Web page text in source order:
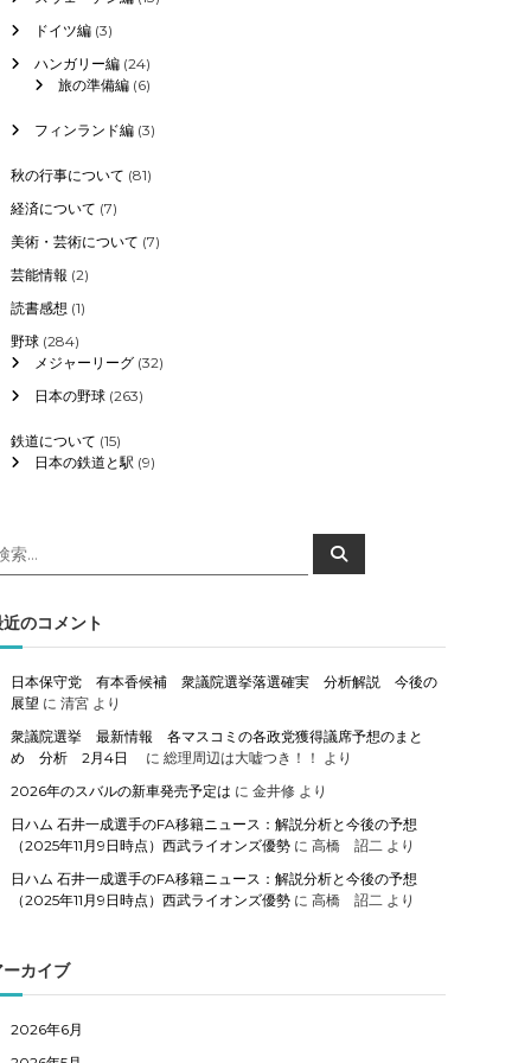
ドイツ編 (3)
ハンガリー編 (24)
旅の準備編 (6)
フィンランド編 (3)
秋の行事について (81)
経済について (7)
美術・芸術について (7)
芸能情報 (2)
読書感想 (1)
野球 (284)
メジャーリーグ (32)
日本の野球 (263)
鉄道について (15)
日本の鉄道と駅 (9)
検
索
近のコメント
日本保守党 有本香候補 衆議院選挙落選確実 分析解説 今後の
展望 に清宮 より
衆議院選挙 最新情報 各マスコミの各政党獲得議席予想のまと
め 分析 2月4日
に総理周辺は大嘘つき！！ より
2026年のスバルの新車発売予定は に金井修 より
日ハム 石井一成選手のFA移籍ニュース：解説分析と今後の予想
（2025年11月9日時点）西武ライオンズ優勢 に高橋 詔二 より
日ハム 石井一成選手のFA移籍ニュース：解説分析と今後の予想
（2025年11月9日時点）西武ライオンズ優勢 に高橋 詔二 より
ーカイブ
2026年6月